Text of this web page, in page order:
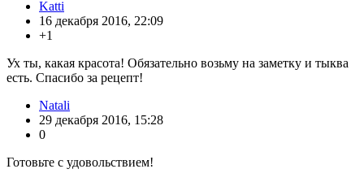
Katti
16 декабря 2016, 22:09
+1
Ух ты, какая красота! Обязательно возьму на заметку и тыква
есть. Спасибо за рецепт!
Natali
29 декабря 2016, 15:28
0
Готовьте с удовольствием!